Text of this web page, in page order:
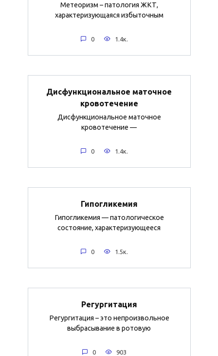
Метеоризм – патология ЖКТ,
характеризующаяся избыточным
0 1.4к.
Дисфункциональное маточное
кровотечение
Дисфункциональное маточное
кровотечение —
0 1.4к.
Гипогликемия
Гипогликемия — патологическое
состояние, характеризующееся
0 1.5к.
Регургитация
Регургитация – это непроизвольное
выбрасывание в ротовую
0 903